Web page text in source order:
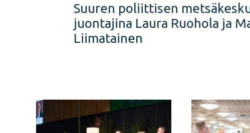
Suuren poliittisen
juontajina Laura Ruohola ja
Liimatainen